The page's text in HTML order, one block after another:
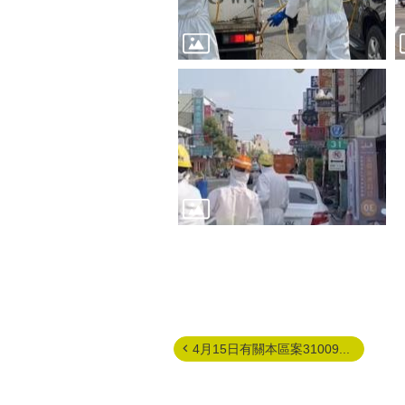
4月15日有關本區案31009...